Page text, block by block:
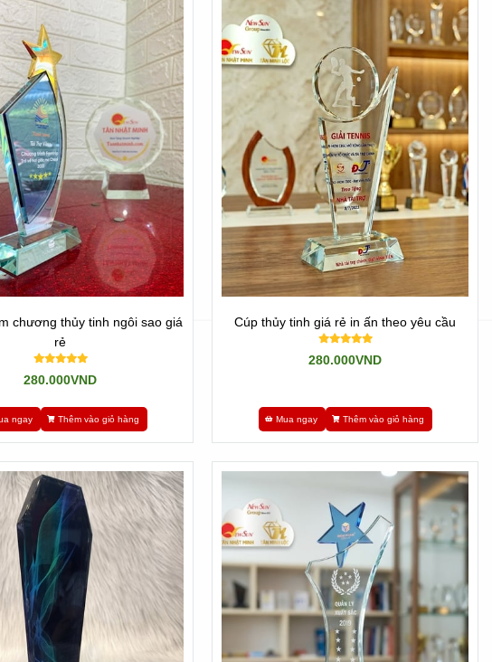
chương thủy tinh ngôi sao giá
rẻ
280.000VND
ngay Thêm vào giỏ hàng
Cúp thủy tinh giá rẻ in ấn theo yêu cầu
280.000VND
Mua ngay Thêm vào giỏ hàng